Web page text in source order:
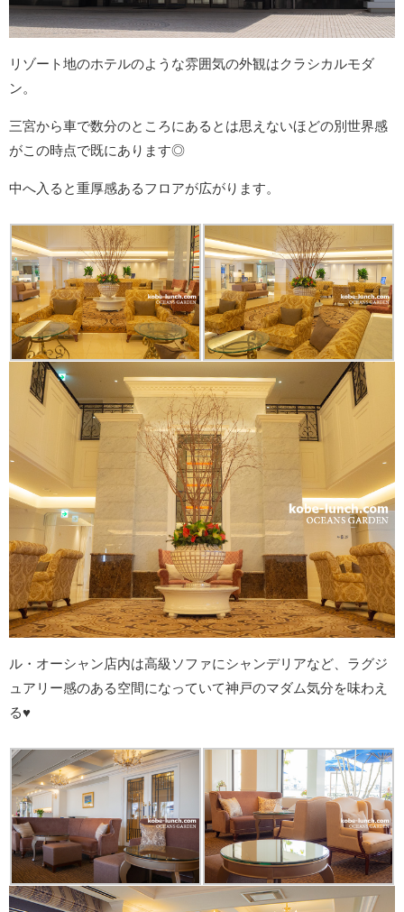
リゾート地のホテルのような雰囲気の外観はクラシカルモダ
ン。
三宮から車で数分のところにあるとは思えないほどの別世界感
がこの時点で既にあります◎
中へ入ると重厚感あるフロアが広がります。
ル・オーシャン店内は高級ソファにシャンデリアなど、ラグジ
ュアリー感のある空間になっていて神戸のマダム気分を味わえ
る♥